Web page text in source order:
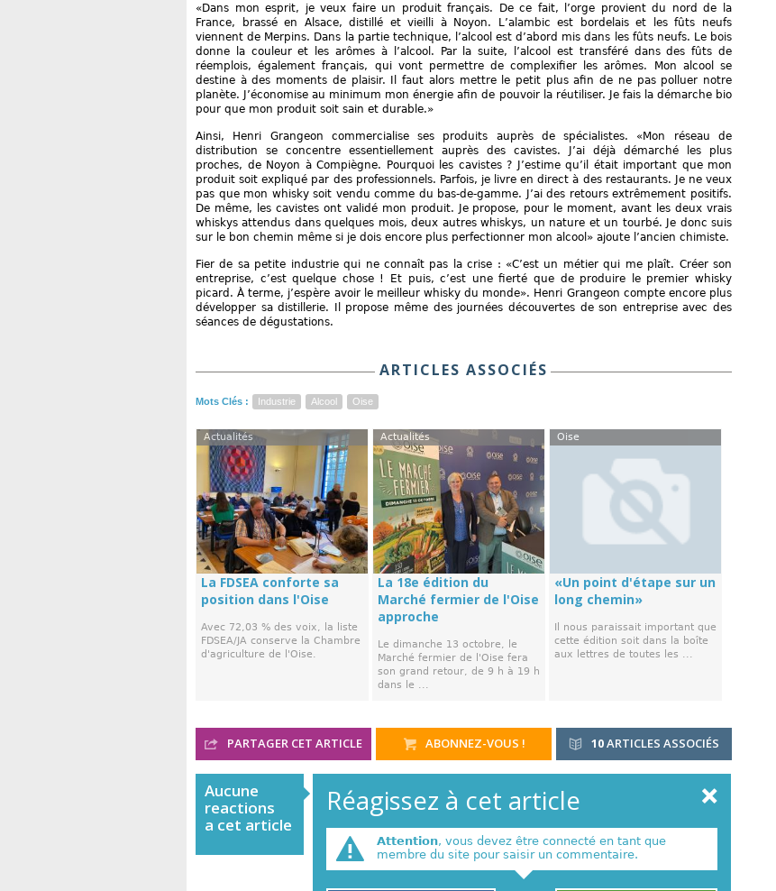
«Dans mon esprit, je veux faire un produit français. De ce fait, l’orge provient du nord de la
France, brassé en Alsace, distillé et vieilli à Noyon. L’alambic est bordelais et les fûts neufs
viennent de Merpins. Dans la partie technique, l’alcool est d’abord mis dans les fûts neufs. Le bois
donne la couleur et les arômes à l’alcool. Par la suite, l’alcool est transféré dans des fûts de
réemplois, également français, qui vont permettre de complexifier les arômes. Mon alcool se
destine à des moments de plaisir. Il faut alors mettre le petit plus afin de ne pas polluer notre
planète. J’économise au minimum mon énergie afin de pouvoir la réutiliser. Je fais la démarche bio
pour que mon produit soit sain et durable.»
Ainsi, Henri Grangeon commercialise ses produits auprès de spécialistes. «Mon réseau de
distribution se concentre essentiellement auprès des cavistes. J’ai déjà démarché les plus
proches, de Noyon à Compiègne. Pourquoi les cavistes ? J’estime qu’il était important que mon
produit soit expliqué par des professionnels. Parfois, je livre en direct à des restaurants. Je ne veux
pas que mon whisky soit vendu comme du bas-de-gamme. J’ai des retours extrêmement positifs.
De même, les cavistes ont validé mon produit. Je propose, pour le moment, avant les deux vrais
whiskys attendus dans quelques mois, deux autres whiskys, un nature et un tourbé. Je donc suis
sur le bon chemin même si je dois encore plus perfectionner mon alcool» ajoute l’ancien chimiste.
Fier de sa petite industrie qui ne connaît pas la crise : «C’est un métier qui me plaît. Créer son
entreprise, c’est quelque chose ! Et puis, c’est une fierté que de produire le premier whisky
picard. À terme, j’espère avoir le meilleur whisky du monde». Henri Grangeon compte encore plus
développer sa distillerie. Il propose même des journées découvertes de son entreprise avec des
séances de dégustations.
ARTICLES ASSOCIÉS
Mots Clés : Industrie Alcool Oise
Actualités
La FDSEA conforte sa
position dans l'Oise
Avec 72,03 % des voix, la liste
FDSEA/JA conserve la Chambre
d'agriculture de l'Oise.
Actualités
La 18e édition du
Marché fermier de l'Oise
approche
Le dimanche 13 octobre, le
Marché fermier de l'Oise fera
son grand retour, de 9 h à 19 h
dans le ...
Oise
«Un point d'étape sur un
long chemin»
Il nous paraissait important que
cette édition soit dans la boîte
aux lettres de toutes les ...
10ARTICLES ASSOCIÉS
PARTAGER CET ARTICLE ABONNEZ-VOUS !
Aucune
reactions
a cet article
Réagissez à cet article
Attention, vous devez être connecté en tant que
membre du site pour saisir un commentaire.